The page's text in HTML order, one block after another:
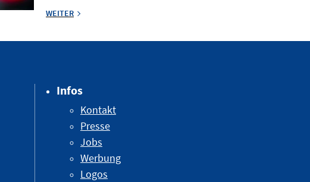
WEITER
Infos
Kontakt
Presse
Jobs
Werbung
Logos